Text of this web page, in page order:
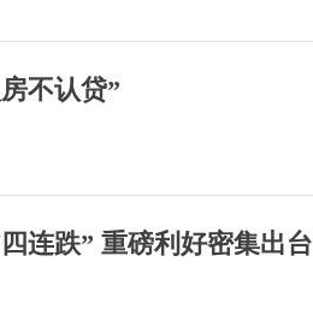
不认贷”
连跌” 重磅利好密集出台